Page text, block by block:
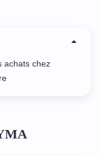
achats chez